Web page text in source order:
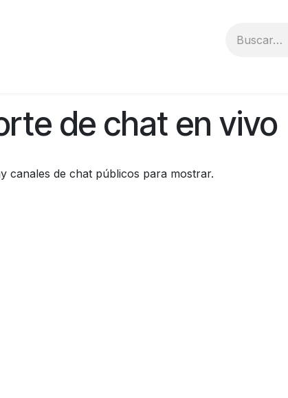
de chat en vivo
canales de chat públicos para mostrar.